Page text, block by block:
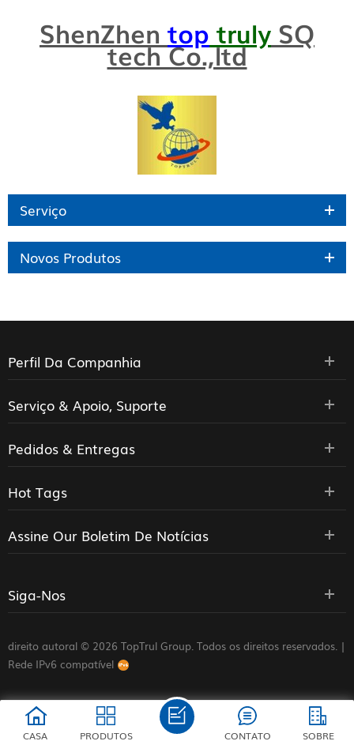
ShenZhen top truly SQ
tech Co.,ltd
Serviço
Novos Produtos
Perfil Da Companhia
Serviço & Apoio, Suporte
Pedidos & Entregas
Hot Tags
Assine Our Boletim De Notícias
Siga-Nos
direito autoral © 2026 TopTrul Group. Todos os direitos reservados. |
Rede IPv6 compatível
CASA PRODUTOS SOBRE
CONTATO